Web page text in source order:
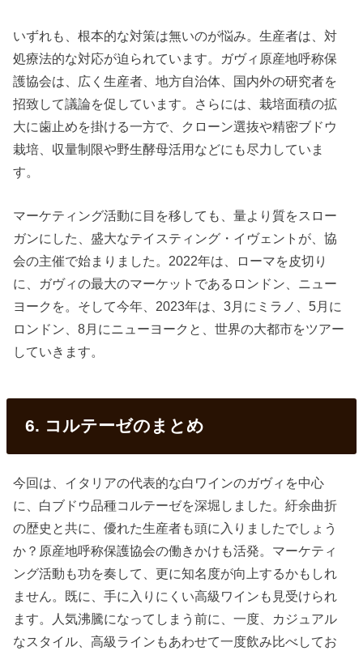
いずれも、根本的な対策は無いのが悩み。生産者は、対
処療法的な対応が迫られています。ガヴィ原産地呼称保
護協会は、広く生産者、地方自治体、国内外の研究者を
招致して議論を促しています。さらには、栽培面積の拡
大に歯止めを掛ける一方で、クローン選抜や精密ブドウ
栽培、収量制限や野生酵母活用などにも尽力していま
す。
マーケティング活動に目を移しても、量より質をスロー
ガンにした、盛大なテイスティング・イヴェントが、協
会の主催で始まりました。2022年は、ローマを皮切り
に、ガヴィの最大のマーケットであるロンドン、ニュー
ヨークを。そして今年、2023年は、3月にミラノ、5月に
ロンドン、8月にニューヨークと、世界の大都市をツアー
していきます。
6. コルテーゼのまとめ
今回は、イタリアの代表的な白ワインのガヴィを中心
に、白ブドウ品種コルテーゼを深堀しました。紆余曲折
の歴史と共に、優れた生産者も頭に入りましたでしょう
か？原産地呼称保護協会の働きかけも活発。マーケティ
ング活動も功を奏して、更に知名度が向上するかもしれ
ません。既に、手に入りにくい高級ワインも見受けられ
ます。人気沸騰になってしまう前に、一度、カジュアル
なスタイル、高級ラインもあわせて一度飲み比べしてお